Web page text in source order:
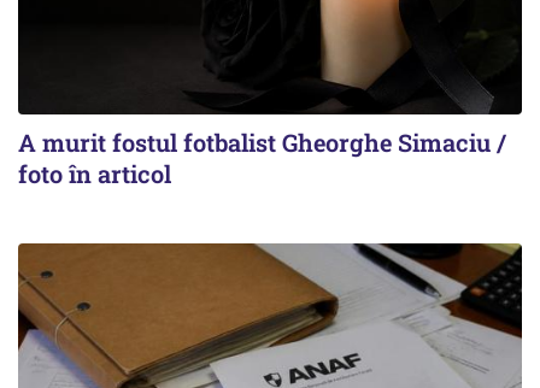
A murit fostul fotbalist Gheorghe Simaciu /
foto în articol